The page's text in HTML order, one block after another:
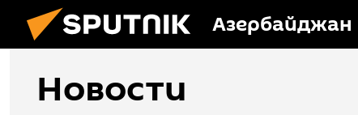
Азербайджан
Новости